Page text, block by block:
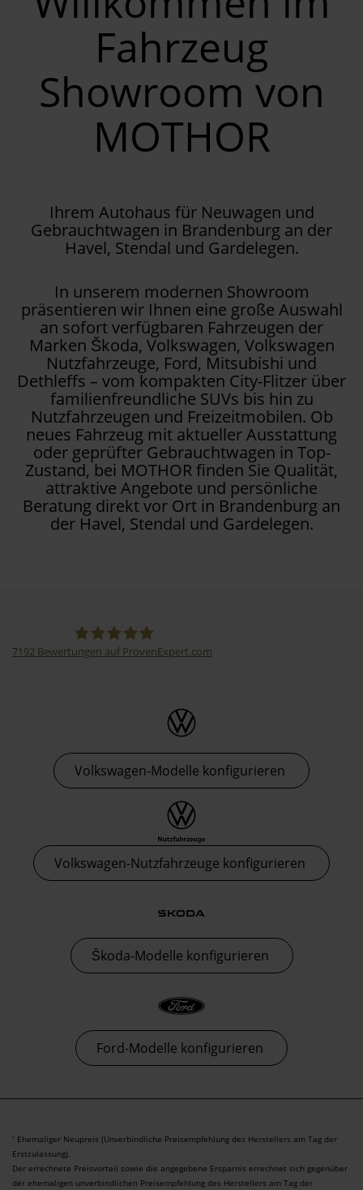
Fahrzeug
Showroom von
MOTHOR
Ihrem Autohaus für Neuwagen und
Gebrauchtwagen in Brandenburg an der
Havel, Stendal und Gardelegen.
In unserem modernen Showroom
präsentieren wir Ihnen eine große Auswahl
an sofort verfügbaren Fahrzeugen der
Marken Škoda, Volkswagen, Volkswagen
Nutzfahrzeuge, Ford, Mitsubishi und
Dethleffs – vom kompakten City-Flitzer über
familienfreundliche SUVs bis hin zu
Nutzfahrzeugen und Freizeitmobilen. Ob
neues Fahrzeug mit aktueller Ausstattung
oder geprüfter Gebrauchtwagen in Top-
Zustand, bei MOTHOR finden Sie Qualität,
attraktive Angebote und persönliche
Beratung direkt vor Ort in Brandenburg an
der Havel, Stendal und Gardelegen.
7192 Bewertungen auf ProvenExpert.com
Volkswagen-Modelle konfigurieren
Volkswagen-Nutzfahrzeuge konfigurieren
Škoda-Modelle konfigurieren
Ford-Modelle konfigurieren
1 Ehemaliger Neupreis (Unverbindliche Preisempfehlung des Herstellers am Tag der
Erstzulassung).
Der errechnete Preisvorteil sowie die angegebene Ersparnis errechnet sich gegenüber
der ehemaligen unverbindlichen Preisempfehlung des Herstellers am Tag der